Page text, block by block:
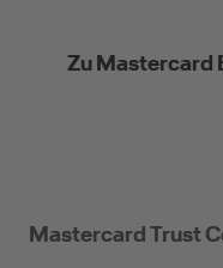
Zu Mastercard
Mastercard Trust